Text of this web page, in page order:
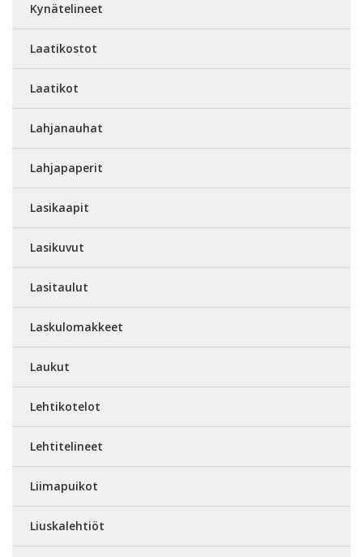
Kynätelineet
Laatikostot
Laatikot
Lahjanauhat
Lahjapaperit
Lasikaapit
Lasikuvut
Lasitaulut
Laskulomakkeet
Laukut
Lehtikotelot
Lehtitelineet
Liimapuikot
Liuskalehtiöt